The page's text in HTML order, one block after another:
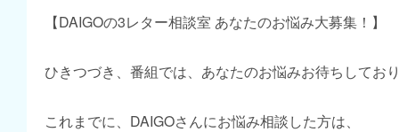
【DAIGOの3レター相談室 あなたのお悩み大募集！】
ひきつづき、番組では、あなたのお悩みお待ちしてお
これまでに、DAIGOさんにお悩み相談した方は、